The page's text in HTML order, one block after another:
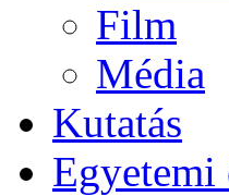
Film
Média
Kutatás
Egyetemi